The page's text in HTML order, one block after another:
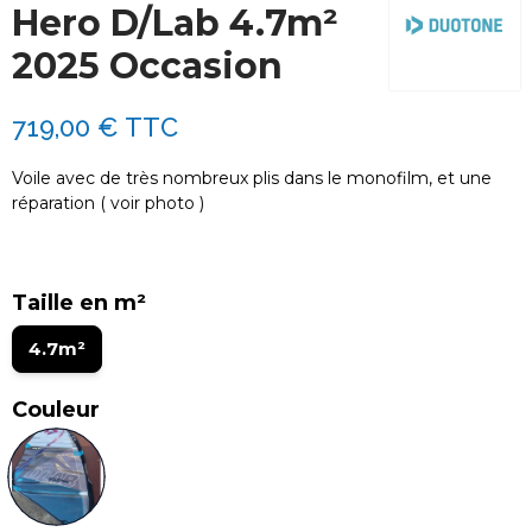
Hero D/Lab 4.7m²
2025 Occasion
719,00 € TTC
Voile avec de très nombreux plis dans le monofilm, et une
réparation ( voir photo )
Taille en m²
4.7m²
Couleur